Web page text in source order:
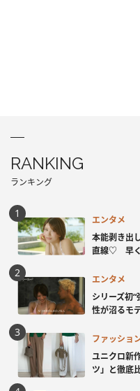
RANKING
ランキング
エンタメ
本能剥き出
直線♡ 早く
エンタメ
シリーズ初
性が沼るモ
ファッショ
ユニクロ新
ツ」と徹底